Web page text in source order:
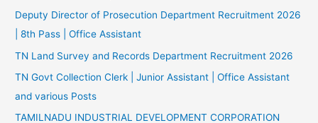
Deputy Director of Prosecution Department Recruitment 2026
| 8th Pass | Office Assistant
TN Land Survey and Records Department Recruitment 2026
TN Govt Collection Clerk | Junior Assistant | Office Assistant
and various Posts
TAMILNADU INDUSTRIAL DEVELOPMENT CORPORATION